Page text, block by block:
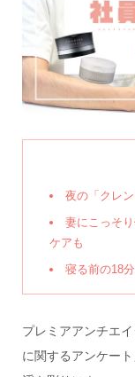
夜の「クレ
妻にこっそ
ケアも
寝る前の18
プレミアアンチエ
に関するアンケー